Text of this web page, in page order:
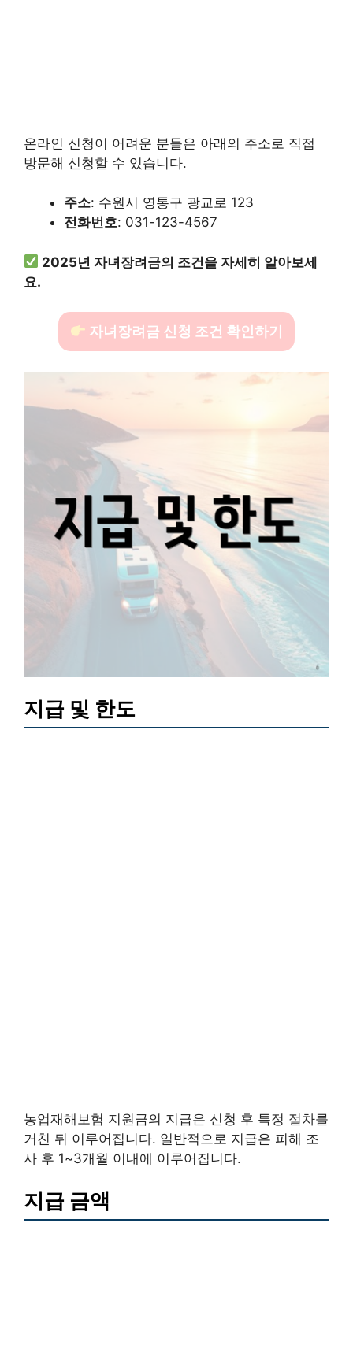
온라인 신청이 어려운 분들은 아래의 주소로 직접
방문해 신청할 수 있습니다.
주소: 수원시 영통구 광교로 123
전화번호: 031-123-4567
2025년 자녀장려금의 조건을 자세히 알아보세
요.
자녀장려금 신청 조건 확인하기
지급 및 한도
농업재해보험 지원금의 지급은 신청 후 특정 절차를
거친 뒤 이루어집니다. 일반적으로 지급은 피해 조
사 후 1~3개월 이내에 이루어집니다.
지급 금액